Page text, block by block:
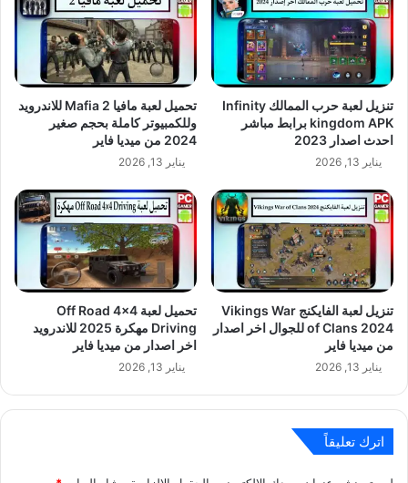
تنزيل لعبة حرب الممالك Infinity
kingdom APK برابط مباشر
احدث اصدار 2023
يناير 13, 2026
تحميل لعبة مافيا 2 Mafia للاندرويد
وللكمبيوتر كاملة بحجم صغير
2024 من ميديا فاير
يناير 13, 2026
تنزيل لعبة الفايكنج Vikings War
of Clans 2024 للجوال اخر اصدار
من ميديا فاير
يناير 13, 2026
تحميل لعبة Off Road 4×4
Driving مهكرة 2025 للاندرويد
اخر اصدار من ميديا فاير
يناير 13, 2026
اترك تعليقاً